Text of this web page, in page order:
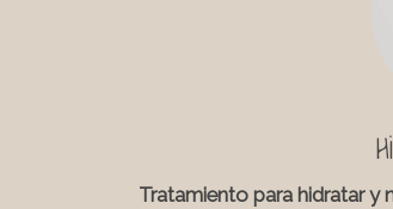
Tratamiento para hidratar y